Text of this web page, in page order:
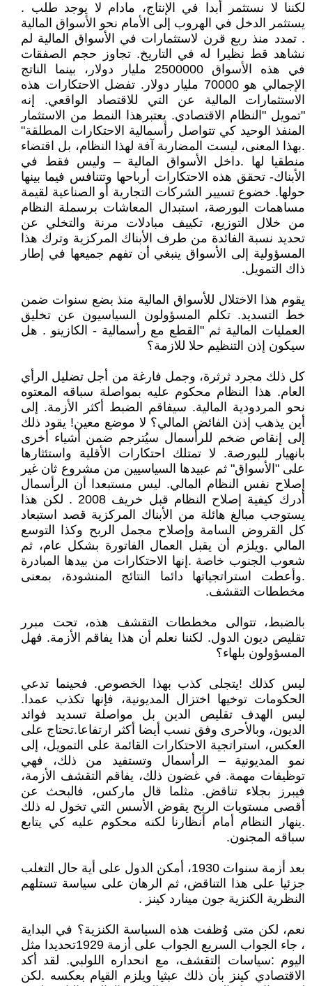
لكننا لا نستثمر أبدا في الإنتاج، مادام لا يوجد طلب .
يستثمر الدخل في الهروب إلى الأمام نحو الأسواق المالية
. تمدد منذ ربع قرن لاستثمارات في الأسواق المالية لم
نشاهد قط نظيرا له في التاريخ. تجاوز حجم الصفقات
في هذه الأسواق 2500000 مليار دولار، بينما الناتج
الإجمالي هو 70000 مليار دولار. تفضل الاحتكارات هذه
الاستثمارات المالية عن التي للاقتصاد الواقعي. إنه
"تمويل "النظام الاقتصادي. يعتبرهذا النمط من الاستثمار
المنفذ الوحيد كي تتواصل رأسمالية الاحتكارات المطلقة"
.بهذا المعنى، ليست المضاربة آفة لهذا النظام، بل اقتضاء
منطقيا لها .داخل الأسواق المالية – وليس فقط في
الأبناك- تحقق هذه الاحتكارات أرباحها وتتنافس فيما بينها
حولها. خضوع تسيير الشركات التجارية أو الصناعية لقيمة
مساهمات البورصة، استبدال المعاشات برسملة النظام
من خلال التوزيع، تكييف مبادلات مرنة والتخلي عن
تحديد نسبة الفائدة من طرف الأبناك المركزية وترك هذا
المسؤولية إلى الأسواق ينبغي أن تفهم جميعها في إطار
ذاك التمويل.
يقوم هذا الاختلال للأسواق المالية منذ بضع سنوات ضمن
خط التسديد. تكلم المسؤولون السياسيون عن تخليق
العمليات المالية ثم "القطع مع رأسمالية - الكازينو . هل
سيكون إذن التنظيم حلا للازمة؟
كل ذلك مجرد ثرثرة، وجمل فارغة من أجل تضليل الرأي
العام. هذا النظام محكوم عليه بمواصلة سباقه المعتوه
نحو المردودية المالية. سيفاقم الضبط أكثر الأزمة. إلى
أين يذهب إذن الفائض المالي؟ لا موضع معين! يقود ذلك
إلى إنقاص ضخم للرأسمال سيُترجم ضمن أشياء أخرى
بانهيار للبورصة. لا تمتلك احتكارات الأقلية واستئثارها
على "الأسواق" ثم عبيدها السياسيين من مشروع ثان غير
إصلاح نفس النظام المالي. ليس مستبعدا أن الرأسمال
أدرك كيفية إصلاح النظام قبل خريف 2008 . لكن هذا
يستوجب مبالغ هائلة من الأبناك المركزية قصد استبعاد
كل القروض السامة وإصلاح مجمل الربح وكذا التوسع
المالي .ويلزم أن يقبل العمال الفاتورة بشكل عام، ثم
شعوب الجنوب خاصة .إنها الاحتكارات من بيدها المبادرة
.وأعطت استراتجياتها دائما النتائج المنشودة، بمعنى
مخططات التقشف.
بالضبط، تتوالى مخططات التقشف هذه، تحت مبرر
تقليص ديون الدول. لكننا نعلم أن هذا يفاقم الأزمة. فهل
المسؤولون بلهاء؟
ليس كذلك !يتجلى كذب بهذا الخصوص. فحينما تدعي
الحكومات توخيها اختزال المديونية، فإنها تكذب عمدا.
ليس الهدف تقليص الدين بل مواصلة تسديد فوائد
الديون، وبالأحرى وفق نسب أيضا أكثر ارتفاعا.تحتاج على
العكس، استراتجية الاحتكارات القائمة على التمويل، إلى
نمو المديونية – الرأسمال وتستفيد من ذلك، فهي
توظيفات مهمة. في غضون ذلك، يفاقم التقشف الأزمة،
فيبرز بجلاء تناقض. مثلما قال ماركس، فالبحث عن
أقصى مستويات الربح يقوض الأسس التي تخول له ذلك
.ينهار النظام أمام أنظارنا لكنه محكوم عليه كي يتابع
سباقه المجنون.
بعد أزمة سنوات 1930، أمكن الدول على أية حال التغلب
جزئيا على هذا التناقض، ثم الرهان على سياسة تستلهم
النظرية الكنزية جون مينارد كينز .
نعم، لكن متى وُظفت هذه السياسة الكنزية؟ في البداية
، جاء الجواب السريع الجواب على أزمة 1929تحديدا مثل
اليوم :سياسات التقشف، مع انحداره اللولبي. لقد أكد
الاقتصادي كينز بأن ذلك عبثيا ويلزم القيام بعكسه .لكن